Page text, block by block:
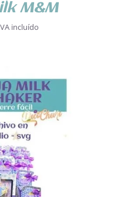
M&M
incluído